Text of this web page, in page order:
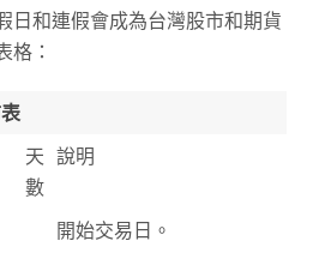
日和連假會成為台灣股市和期貨
格：
天
數
說明
開始交易日。